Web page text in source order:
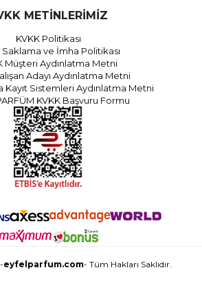
METİNLERİMİZ
KVKK Politikası
Saklama ve İmha Politikası
Müşteri Aydınlatma Metni
Adayı Aydınlatma Metni
Kayıt Sistemleri Aydınlatma Metni
KVKK Başvuru Formu
eyfelparfum.com- Tüm Hakları Saklıdır.